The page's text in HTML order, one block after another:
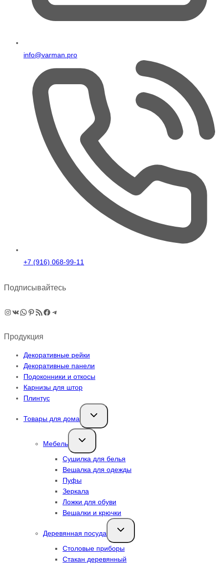
info@varman.pro
+7 (916) 068-99-11
Подписывайтесь
Instagram
ВКонтакте
WhatsApp
Pinterest
RSS-рассылка
Facebook
Telegram
Продукция
Декоративные рейки
Декоративные панели
Подоконники и откосы
Карнизы для штор
Плинтус
Товары для дома
Переключить
дочернее
Мебель
Переключить
дочернее
Сушилка для белья
Вешалка для одежды
Пуфы
Зеркала
Ложки для обуви
Вешалки и крючки
Деревянная посуда
Переключить
дочернее
Столовые приборы
Стакан деревянный